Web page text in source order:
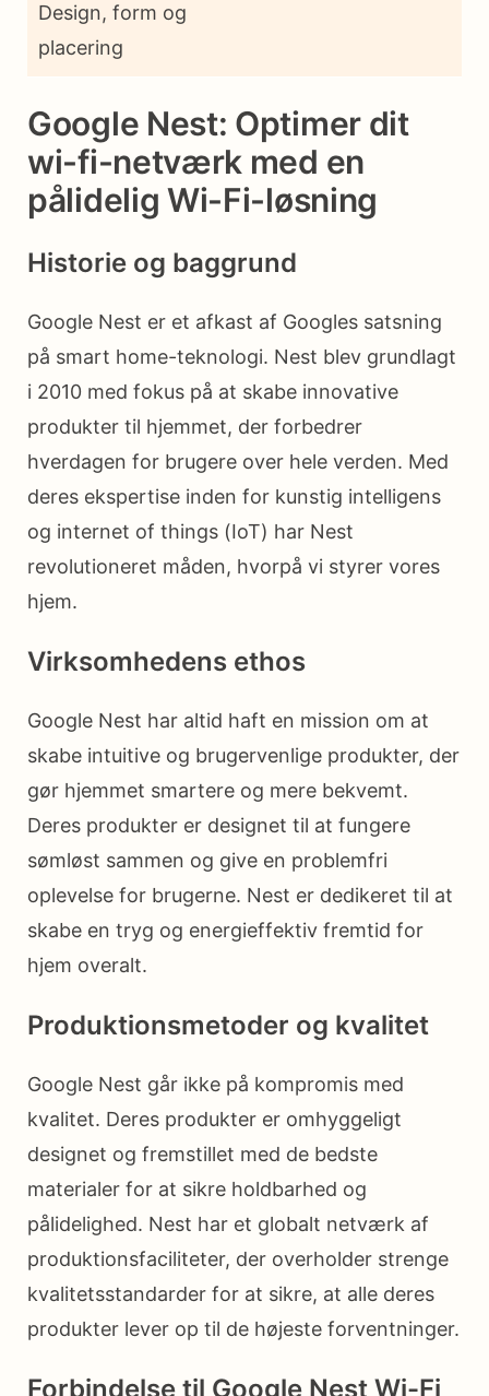
Design, form og
placering
Google Nest: Optimer dit
wi-fi-netværk med en
pålidelig Wi-Fi-løsning
Historie og baggrund
Google Nest er et afkast af Googles satsning
på smart home-teknologi. Nest blev grundlagt
i 2010 med fokus på at skabe innovative
produkter til hjemmet, der forbedrer
hverdagen for brugere over hele verden. Med
deres ekspertise inden for kunstig intelligens
og internet of things (IoT) har Nest
revolutioneret måden, hvorpå vi styrer vores
hjem.
Virksomhedens ethos
Google Nest har altid haft en mission om at
skabe intuitive og brugervenlige produkter, der
gør hjemmet smartere og mere bekvemt.
Deres produkter er designet til at fungere
sømløst sammen og give en problemfri
oplevelse for brugerne. Nest er dedikeret til at
skabe en tryg og energieffektiv fremtid for
hjem overalt.
Produktionsmetoder og kvalitet
Google Nest går ikke på kompromis med
kvalitet. Deres produkter er omhyggeligt
designet og fremstillet med de bedste
materialer for at sikre holdbarhed og
pålidelighed. Nest har et globalt netværk af
produktionsfaciliteter, der overholder strenge
kvalitetsstandarder for at sikre, at alle deres
produkter lever op til de højeste forventninger.
Forbindelse til Google Nest Wi-Fi